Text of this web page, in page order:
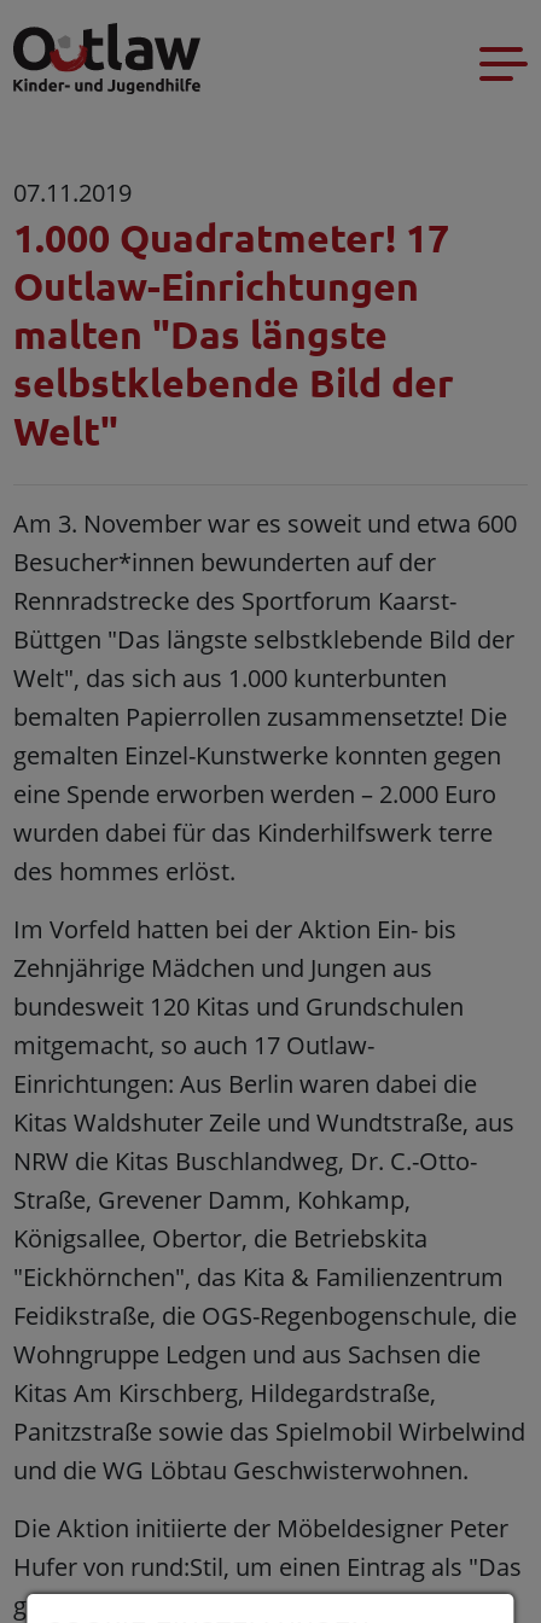
07.11.2019
1.000 Quadratmeter! 17
Outlaw-Einrichtungen
malten "Das längste
selbstklebende Bild der
Welt"
Am 3. November war es soweit und etwa 600
Besucher*innen bewunderten auf der
Rennradstrecke des Sportforum Kaarst-
Büttgen "Das längste selbstklebende Bild der
Welt", das sich aus 1.000 kunterbunten
bemalten Papierrollen zusammensetzte! Die
gemalten Einzel-Kunstwerke konnten gegen
eine Spende erworben werden – 2.000 Euro
wurden dabei für das Kinderhilfswerk terre
des hommes erlöst.
Im Vorfeld hatten bei der Aktion Ein- bis
Zehnjährige Mädchen und Jungen aus
bundesweit 120 Kitas und Grundschulen
mitgemacht, so auch 17 Outlaw-
Einrichtungen: Aus Berlin waren dabei die
Kitas Waldshuter Zeile und Wundtstraße, aus
NRW die Kitas Buschlandweg, Dr. C.-Otto-
Straße, Grevener Damm, Kohkamp,
Königsallee, Obertor, die Betriebskita
"Eickhörnchen", das Kita & Familienzentrum
Feidikstraße, die OGS-Regenbogenschule, die
Wohngruppe Ledgen und aus Sachsen die
Kitas Am Kirschberg, Hildegardstraße,
Panitzstraße sowie das Spielmobil Wirbelwind
und die WG Löbtau Geschwisterwohnen.
Die Aktion initiierte der Möbeldesigner Peter
Hufer von rund:Stil, um einen Eintrag als "Das
größte selbstklebende Bild der Welt" beim